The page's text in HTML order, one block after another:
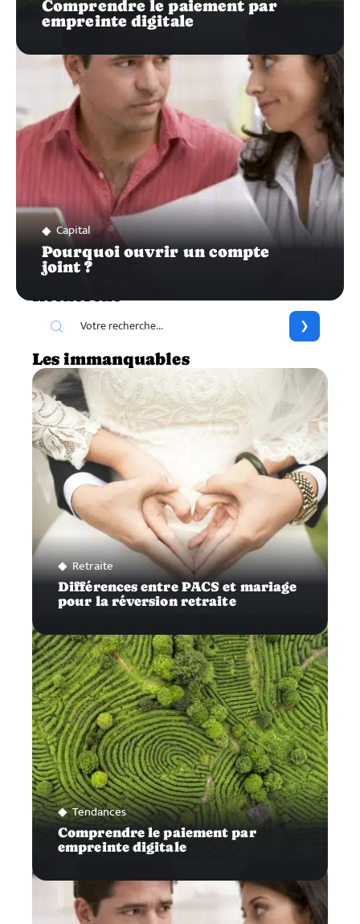
Comprendre le paiement par
empreinte digitale
Capital
Pourquoi ouvrir un compte
joint ?
Recherche
Les immanquables
Retraite
Différences entre PACS et mariage
pour la réversion retraite
Tendances
Comprendre le paiement par
empreinte digitale